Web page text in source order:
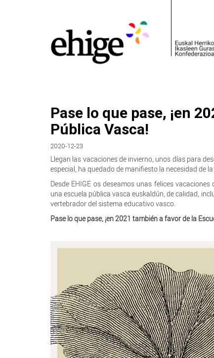
Pase lo que pase, ¡en
Pública Vasca!
2020-12-23
Llegan las vacaciones de invierno, unos días para
especial, ha quedado de manifiesto la necesidad de
Desde EHIGE os deseamos unas felices
una escuela pública vasca euskaldún, de calidad,
vertebrador del sistema educativo vasco.
Pase lo que pase, ¡en 2021 también a favor de la